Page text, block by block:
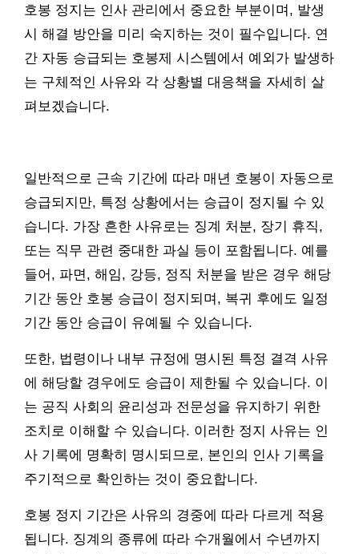
호봉 정지는 인사 관리에서 중요한 부분이며, 발생
시 해결 방안을 미리 숙지하는 것이 필수입니다. 연
간 자동 승급되는 호봉제 시스템에서 예외가 발생하
는 구체적인 사유와 각 상황별 대응책을 자세히 살
펴보겠습니다.
일반적으로 근속 기간에 따라 매년 호봉이 자동으로
승급되지만, 특정 상황에서는 승급이 정지될 수 있
습니다. 가장 흔한 사유로는 징계 처분, 장기 휴직,
또는 직무 관련 중대한 과실 등이 포함됩니다. 예를
들어, 파면, 해임, 강등, 정직 처분을 받은 경우 해당
기간 동안 호봉 승급이 정지되며, 복귀 후에도 일정
기간 동안 승급이 유예될 수 있습니다.
또한, 법령이나 내부 규정에 명시된 특정 결격 사유
에 해당할 경우에도 승급이 제한될 수 있습니다. 이
는 공직 사회의 윤리성과 전문성을 유지하기 위한
조치로 이해할 수 있습니다. 이러한 정지 사유는 인
사 기록에 명확히 명시되므로, 본인의 인사 기록을
주기적으로 확인하는 것이 중요합니다.
호봉 정지 기간은 사유의 경중에 따라 다르게 적용
됩니다. 징계의 종류에 따라 수개월에서 수년까지